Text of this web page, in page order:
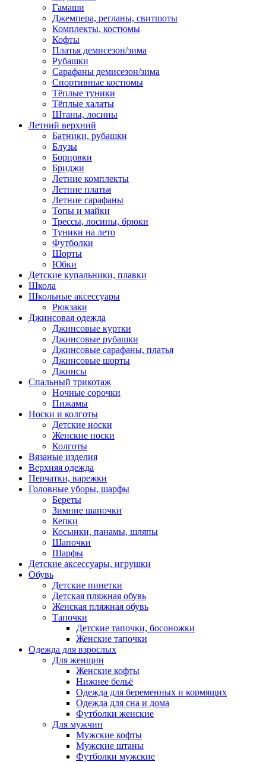
Гамаши
Джемпера, регланы, свитшоты
Комплекты, костюмы
Кофты
Платья демисезон/зима
Рубашки
Сарафаны демисезон/зима
Спортивные костюмы
Тёплые туники
Тёплые халаты
Штаны, лосины
Летний верхний
Батники, рубашки
Блузы
Борцовки
Бриджи
Летние комплекты
Летние платья
Летние сарафаны
Топы и майки
Трессы, лосины, брюки
Туники на лето
Футболки
Шорты
Юбки
Детские купальники, плавки
Школа
Школьные аксессуары
Рюкзаки
Джинсовая одежда
Джинсовые куртки
Джинсовые рубашки
Джинсовые сарафаны, платья
Джинсовые шорты
Джинсы
Спальный трикотаж
Ночные сорочки
Пижамы
Носки и колготы
Детские носки
Женские носки
Колготы
Вязаные изделия
Верхняя одежда
Перчатки, варежки
Головные уборы, шарфы
Береты
Зимние шапочки
Кепки
Косынки, панамы, шляпы
Шапочки
Шарфы
Детские аксессуары, игрушки
Обувь
Детские пинетки
Детская пляжная обувь
Женская пляжная обувь
Тапочки
Детские тапочки, босоножки
Женские тапочки
Одежда для взрослых
Для женщин
Женские кофты
Нижнее бельё
Одежда для беременных и кормящих
Одежда для сна и дома
Футболки женские
Для мужчин
Мужские кофты
Мужские штаны
Футболки мужские